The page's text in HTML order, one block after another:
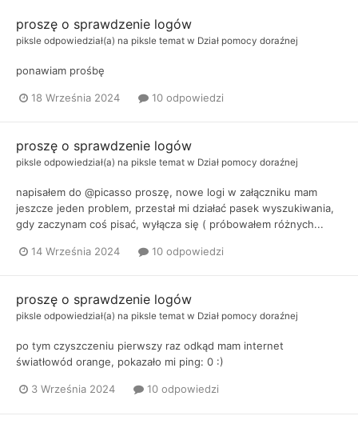
proszę o sprawdzenie logów
piksle odpowiedział(a) na piksle temat w Dział pomocy doraźnej
ponawiam prośbę
18 Września 2024 10 odpowiedzi
proszę o sprawdzenie logów
piksle odpowiedział(a) na piksle temat w Dział pomocy doraźnej
napisałem do @picasso proszę, nowe logi w załączniku mam
jeszcze jeden problem, przestał mi działać pasek wyszukiwania,
gdy zaczynam coś pisać, wyłącza się ( próbowałem różnych...
14 Września 2024 10 odpowiedzi
proszę o sprawdzenie logów
piksle odpowiedział(a) na piksle temat w Dział pomocy doraźnej
po tym czyszczeniu pierwszy raz odkąd mam internet
światłowód orange, pokazało mi ping: 0 :)
3 Września 2024 10 odpowiedzi